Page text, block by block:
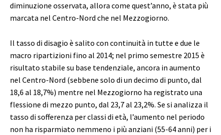
diminuzione osservata, allora come quest’anno, è stata più
marcata nel Centro-Nord che nel Mezzogiorno.
Il tasso di disagio è salito con continuità in tutte e due le
macro ripartizioni fino al 2014; nel primo semestre 2015 è
risultato stabile su base tendenziale, ancora in aumento
nel Centro-Nord (sebbene solo di un decimo di punto, dal
18,6 al 18,7%) mentre nel Mezzogiorno ha registrato una
flessione di mezzo punto, dal 23,7 al 23,2%. Se si analizza il
tasso di sofferenza per classi di età, l’aumento nel periodo
non ha risparmiato nemmeno i più anziani (55-64 anni) per i